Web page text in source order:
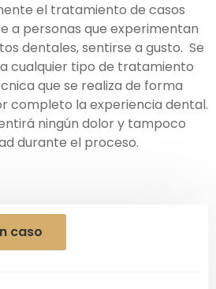
el tratamiento de casos
a personas que experimentan
dentales, sentirse a gusto. Se
cualquier tipo de tratamiento
que se realiza de forma
completo la experiencia dental.
ningún dolor y tampoco
durante el proceso.
caso